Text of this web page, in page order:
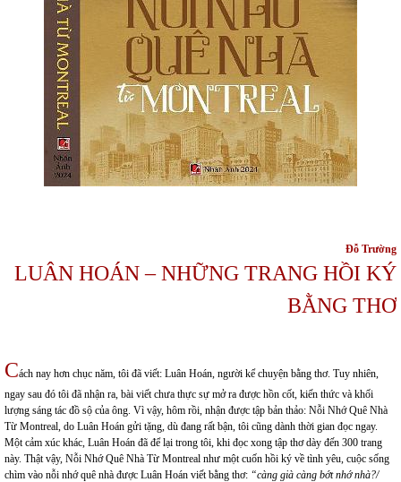
Đỗ Trường
LUÂN HOÁN – NHỮNG TRANG HỒI KÝ
BẰNG THƠ
Cách nay hơn chục năm, tôi đã viết: Luân Hoán, người kể chuyện bằng thơ. Tuy nhiên,
ngay sau đó tôi đã nhận ra, bài viết chưa thực sự mở ra được hồn cốt, kiến thức và khối
lượng sáng tác đồ sộ của ông. Vì vậy, hôm rồi, nhận được tập bản thảo: Nỗi Nhớ Quê Nhà
Từ Montreal, do Luân Hoán gửi tặng, dù đang rất bận, tôi cũng dành thời gian đọc ngay.
Một cảm xúc khác, Luân Hoán đã để lại trong tôi, khi đọc xong tập thơ dày đến 300 trang
này. Thật vậy, Nỗi Nhớ Quê Nhà Từ Montreal như một cuốn hồi ký về tình yêu, cuộc sống
chìm vào nỗi nhớ quê nhà được Luân Hoán viết bằng thơ: “càng già càng bớt nhớ nhà?/